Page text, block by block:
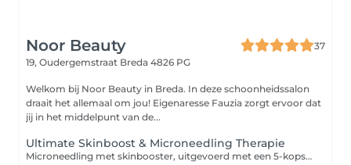
Noor Beauty
37
19, Oudergemstraat Breda 4826 PG
Welkom bij Noor Beauty in Breda. In deze schoonheidssalon
draait het allemaal om jou! Eigenaresse Fauzia zorgt ervoor dat
jij in het middelpunt van de...
Ultimate Skinboost & Microneedling Therapie
Microneedling met skinbooster, uitgevoerd met een 5-kops naald van 1,5 mm, is een geavanceerde huidverjongingsbehandeling die de natuurlijke regeneratie van de huid stimuleert. Tijdens de behandeling worden microkanaaltjes in de huid gecreëerd, waardoor een voedende en herstellende serum wordt toegediend. Deze krachtige mix hydrateert diep, verbetert de huidstructuur en zorgt voor een stralende, frisse uitstraling. De combinatie van microneedling en skinboosters werkt effectief tegen pigmentvlekken, fijne lijntjes en rimpels. Het zorgt voor een stevigere, gladdere huid met een egale teint en herstelt de huid van binnenuit voor langdurige resultaten. Perfect voor wie op zoek is naar een jeugdige, gezonde uitstraling!